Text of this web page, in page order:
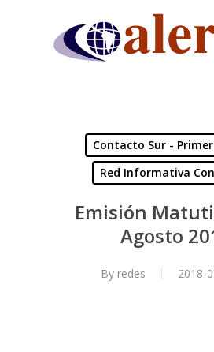
Contacto Sur -
Red Informativa
Emisión
Agosto
By redes 2018-